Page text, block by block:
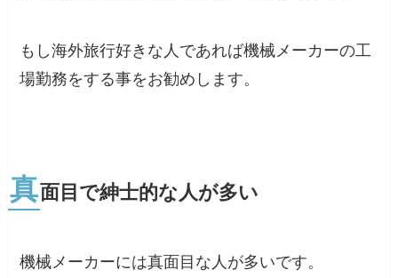
もし海外旅行好きな人であれば機械メーカーの工
場勤務をする事をお勧めします。
真面目で紳士的な人が多い
機械メーカーには真面目な人が多いです。